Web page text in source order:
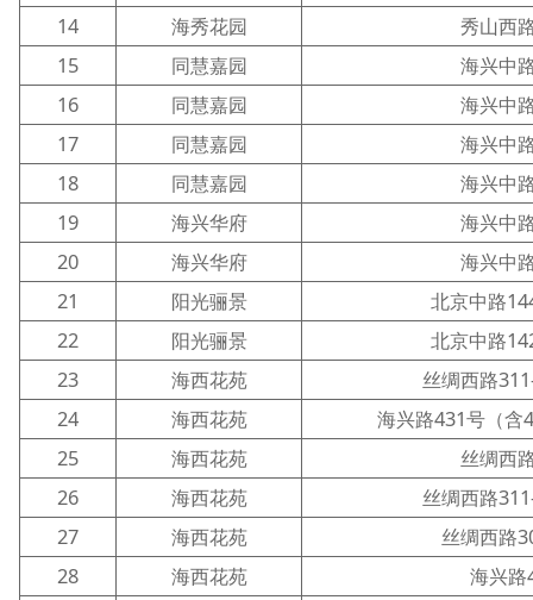
14
海秀花园
秀山西
15
同慧嘉园
海兴中
16
同慧嘉园
海兴中
17
同慧嘉园
海兴中
18
同慧嘉园
海兴中
19
海兴华府
海兴中
20
海兴华府
海兴中
21
阳光骊景
北京中路
22
阳光骊景
北京中路
23
海西花苑
丝绸西路
24
海西花苑
海兴路431号（含
25
海西花苑
丝绸西
26
海西花苑
丝绸西路
27
海西花苑
丝绸西路
28
海西花苑
海兴路